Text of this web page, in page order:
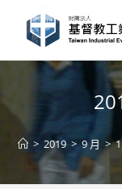
content
> 2019 > 9 月 >